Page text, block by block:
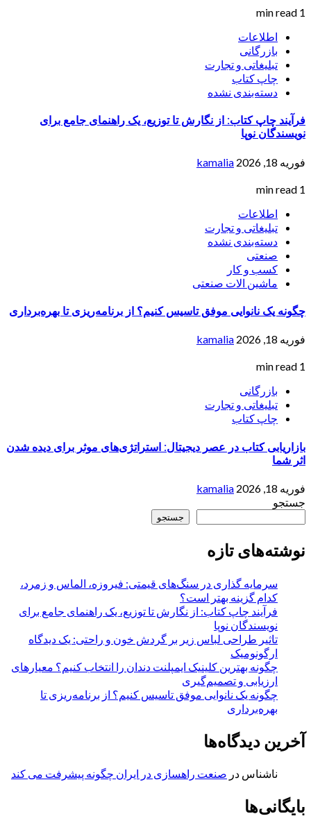
1 min read
اطلاعات
بازرگانی
تبلیغاتی و تجارت
چاپ کتاب
دسته‌بندی نشده
فرآیند چاپ کتاب: از نگارش تا توزیع، یک راهنمای جامع برای
نویسندگان نوپا
فوریه 18, 2026 kamalia
1 min read
اطلاعات
تبلیغاتی و تجارت
دسته‌بندی نشده
صنعتی
کسب و کار
ماشین الات صنعتی
چگونه یک نانوایی موفق تاسیس کنیم؟ از برنامه‌ریزی تا بهره‌برداری
فوریه 18, 2026 kamalia
1 min read
بازرگانی
تبلیغاتی و تجارت
چاپ کتاب
بازاریابی کتاب در عصر دیجیتال: استراتژی‌های موثر برای دیده شدن
اثر شما
فوریه 18, 2026
kamalia
جستجو
جستجو
نوشته‌های تازه
سرمایه گذاری در سنگ‌های قیمتی: فیروزه، الماس و زمرد،
کدام گزینه بهتر است؟
فرآیند چاپ کتاب: از نگارش تا توزیع، یک راهنمای جامع برای
نویسندگان نوپا
تاثیر طراحی لباس زیر بر گردش خون و راحتی: یک دیدگاه
ارگونومیک
چگونه بهترین کلینیک ایمپلنت دندان را انتخاب کنیم؟ معیارهای
ارزیابی و تصمیم‌گیری
چگونه یک نانوایی موفق تاسیس کنیم؟ از برنامه‌ریزی تا
بهره‌برداری
آخرین دیدگاه‌ها
ناشناس در صنعت راهسازی در ایران چگونه پیشرفت می کند
بایگانی‌ها